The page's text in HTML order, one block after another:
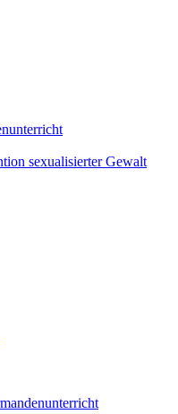
sexualisierter Gewalt